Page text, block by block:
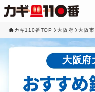
カギ110番TOP 大阪府 大阪市
大阪府